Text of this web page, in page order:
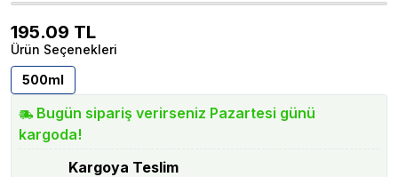
195.09 TL
Ürün Seçenekleri
500ml
Bugün sipariş verirseniz Pazartesi günü
kargoda!
Kargoya Teslim